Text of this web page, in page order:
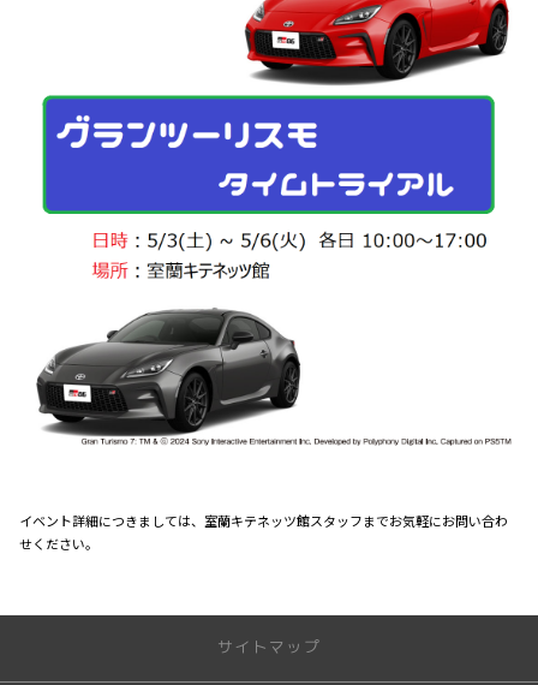
イベント詳細につきましては、室蘭キテネッツ館スタッフまでお気軽にお問い合わ
せください。
サイトマップ